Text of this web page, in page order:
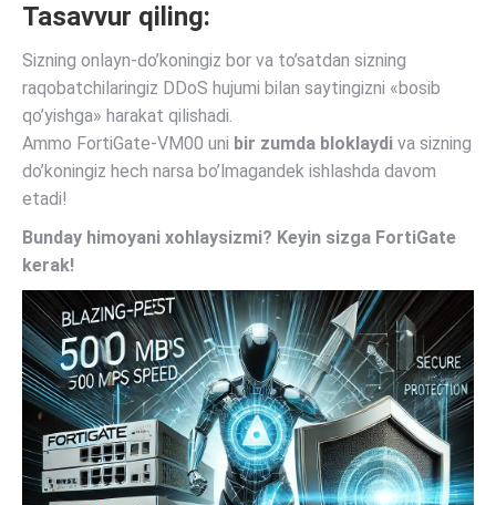
Tasavvur qiling:
Sizning onlayn-do’koningiz bor va to’satdan sizning
raqobatchilaringiz DDoS hujumi bilan saytingizni «bosib
qo’yishga» harakat qilishadi.
Ammo FortiGate-VM00 uni bir zumda bloklaydi va sizning
do’koningiz hech narsa bo’lmagandek ishlashda davom
etadi!
Bunday himoyani xohlaysizmi? Keyin sizga FortiGate
kerak!